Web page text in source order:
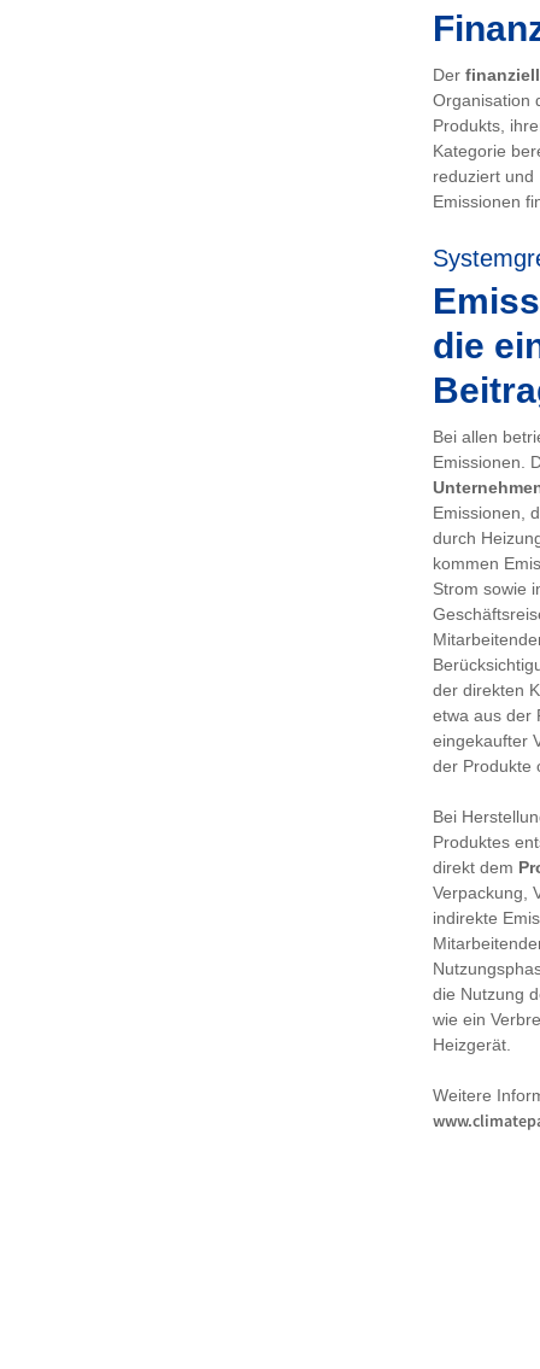
Der
Organisation
Produkts,
Kategorie
reduziert und
Emissionen
die
Bei allen
Emissionen.
Emissionen,
durch
kommen
Strom sowie
der direkten
etwa aus der
eingekaufter
der Produkte
Bei
Produktes
direkt dem
Verpackung,
indirekte
die Nutzung
wie ein
Heizgerät.
Weitere